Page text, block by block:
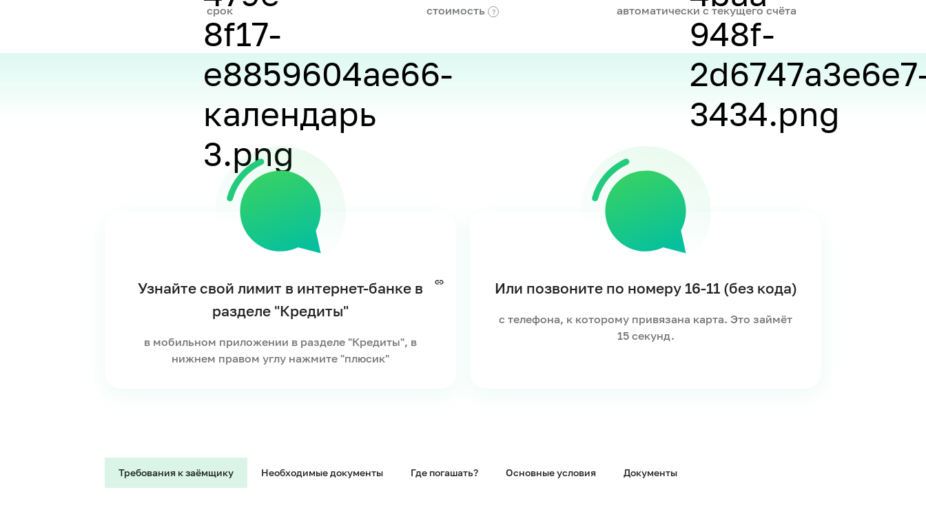
срок стоимость ? автоматически с текущего счёта
Узнайте свой лимит в интернет-банке в
разделе "Кредиты"
в мобильном приложении в разделе "Кредиты", в
нижнем правом углу нажмите "плюсик"
Или позвоните по номеру 16-11 (без кода)
с телефона, к которому привязана карта. Это займёт
15 секунд.
Требования к заёмщику Необходимые документы Где погашать? Основные условия Документы